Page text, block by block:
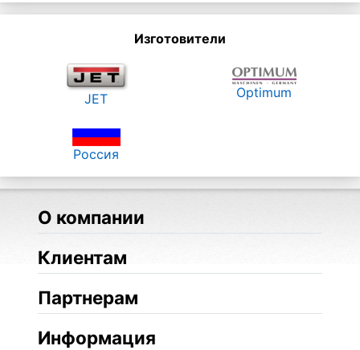
Изготовители
JET Optimum
Россия
О компании
Клиентам
Партнерам
Информация